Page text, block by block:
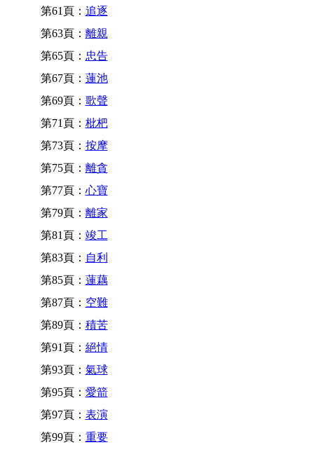
第61頁： 追逐
第63頁： 離親
第65頁： 忠告
第67頁： 蓮池
第69頁： 歌聲
第71頁： 枇杷
第73頁： 按摩
第75頁： 離貪
第77頁： 心寶
第79頁： 離家
第81頁： 竣工
第83頁： 自利
第85頁： 蓮藕
第87頁： 空難
第89頁： 積苦
第91頁： 絕情
第93頁： 氣球
第95頁： 愛箭
第97頁： 表演
第99頁： 重要